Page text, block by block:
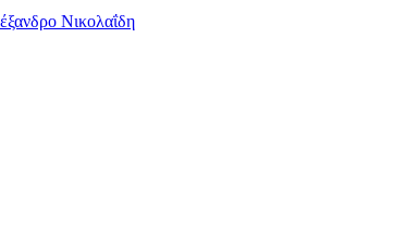
Νικολαΐδη